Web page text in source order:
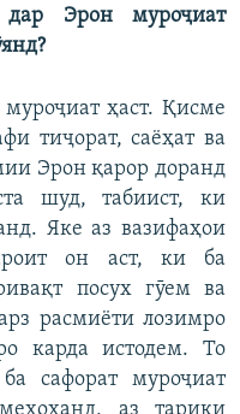
дар Эрон муроҷиат
муроҷиат ҳаст. Қисме
тиҷорат, саёҳат ва
Эрон қарор доранд
шуд, табиист, ки
Яке аз вазифаҳои
он аст, ки ба
посух гӯем ва
расмиёти лозимро
карда истодем. То
сафорат муроҷиат